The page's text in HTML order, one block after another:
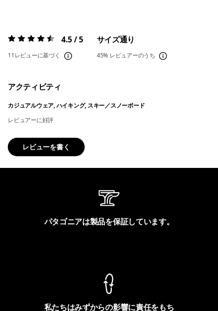
評価:4.5 / 5 4.5 / 5
11レビューに基づく
サイズ通り
45% レビュアーのうち
アクティビティ
カジュアルウェア, ハイキング, スキー／スノーボード
レビュアーに好評
レビューを書く
パタゴニアは製品を保証しています。
私たちはみずからの影響に責任をもち